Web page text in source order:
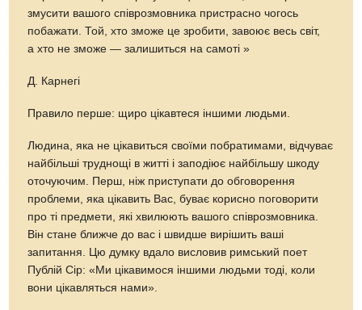
змусити вашого співрозмовника пристрасно чогось
побажати. Той, хто зможе це зробити, завоює весь світ,
а хто не зможе — залишиться на самоті »
Д. Карнегі
Правило перше: щиро цікавтеся іншими людьми.
Людина, яка не цікавиться своїми побратимами, відчуває
найбільші труднощі в житті і заподіює найбільшу шкоду
оточуючим. Перш, ніж приступати до обговорення
проблеми, яка цікавить Вас, буває корисно поговорити
про ті предмети, які хвилюють вашого співрозмовника.
Він стане ближче до вас і швидше вирішить ваші
запитання. Цю думку вдало висловив римський поет
Публій Сір: «Ми цікавимося іншими людьми тоді, коли
вони цікавляться нами».